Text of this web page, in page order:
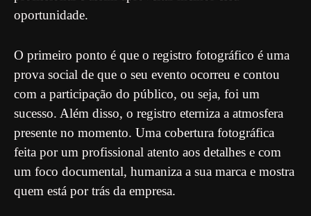
oportunidade.
O primeiro ponto é que o registro fotográfico é uma
prova social de que o seu evento ocorreu e contou
com a participação do público, ou seja, foi um
sucesso. Além disso, o registro eterniza a atmosfera
presente no momento. Uma cobertura fotográfica
feita por um profissional atento aos detalhes e com
um foco documental, humaniza a sua marca e mostra
quem está por trás da empresa.